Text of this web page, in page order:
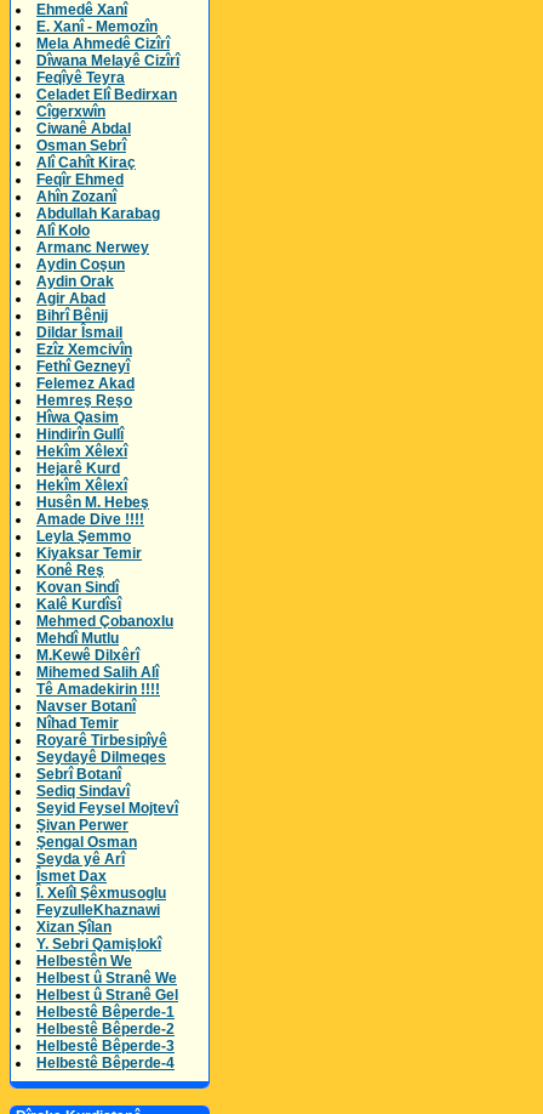
Ehmedê Xanî
E. Xanî - Memozîn
Mela Ahmedê Cizîrî
Dîwana Melayê Cizîrî
Feqîyê Teyra
Celadet Elî Bedirxan
Cîgerxwîn
Ciwanê Abdal
Osman Sebrî
Alî Cahît Kiraç
Feqîr Ehmed
Ahîn Zozanî
Abdullah Karabag
Alî Kolo
Armanc Nerwey
Aydin Coşun
Aydin Orak
Agir Abad
Bihrî Bênij
Dildar Îsmail
Ezîz Xemcivîn
Fethî Gezneyî
Felemez Akad
Hemreş Reşo
Hîwa Qasim
Hindirîn Gullî
Hekîm Xêlexî
Hejarê Kurd
Hekîm Xêlexî
Husên M. Hebeş
Amade Dive !!!!
Leyla Şemmo
Kiyaksar Temir
Konê Reş
Kovan Sindî
Kalê Kurdîsî
Mehmed Çobanoxlu
Mehdî Mutlu
M.Kewê Dilxêrî
Mihemed Salih Alî
Tê Amadekirin !!!!
Navser Botanî
Nîhad Temir
Royarê Tirbesipîyê
Seydayê Dilmeqes
Sebrî Botanî
Sediq Sindavî
Seyid Feysel Mojtevî
Şivan Perwer
Şengal Osman
Seyda yê Arî
Îsmet Dax
Î. Xelîl Şêxmusoglu
FeyzulleKhaznawi
Xizan Şîlan
Y. Sebri Qamişlokî
Helbestên We
Helbest û Stranê We
Helbest û Stranê Gel
Helbestê Bêperde-1
Helbestê Bêperde-2
Helbestê Bêperde-3
Helbestê Bêperde-4